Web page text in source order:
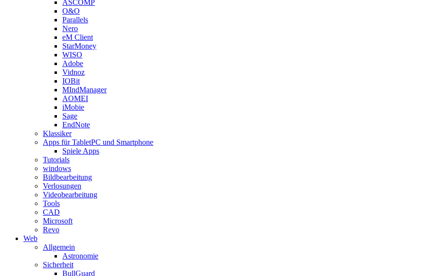
ASCOMP
O&O
Parallels
Nero
eM Client
StarMoney
WISO
Adobe
Vidnoz
IOBit
MIndManager
AOMEI
iMobie
Sage
EndNote
Klassiker
Apps für TabletPC und Smartphone
Spiele Apps
Tutorials
windows
Bildbearbeitung
Verlosungen
Videobearbeitung
Tools
CAD
Microsoft
Revo
Web
Allgemein
Astronomie
Sicherheit
BullGuard